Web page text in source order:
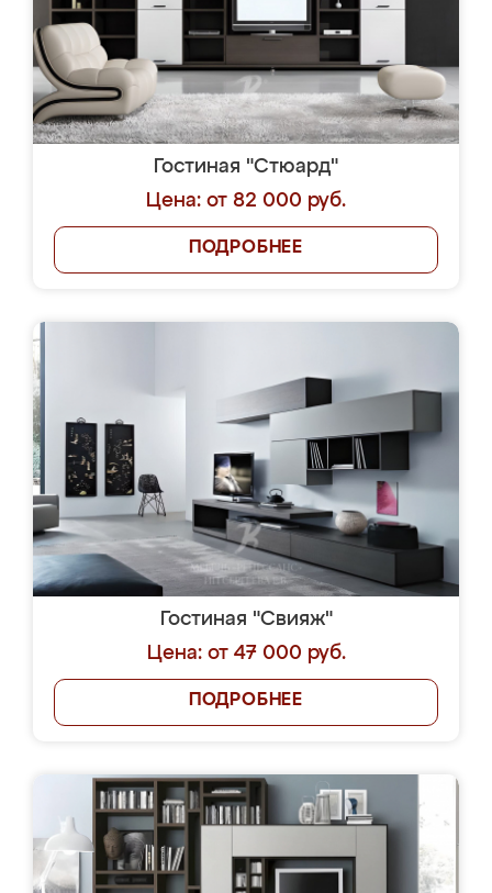
Гостиная "Стюард"
Цена: от 82 000 руб.
ПОДРОБНЕЕ
Гостиная "Свияж"
Цена: от 47 000 руб.
ПОДРОБНЕЕ